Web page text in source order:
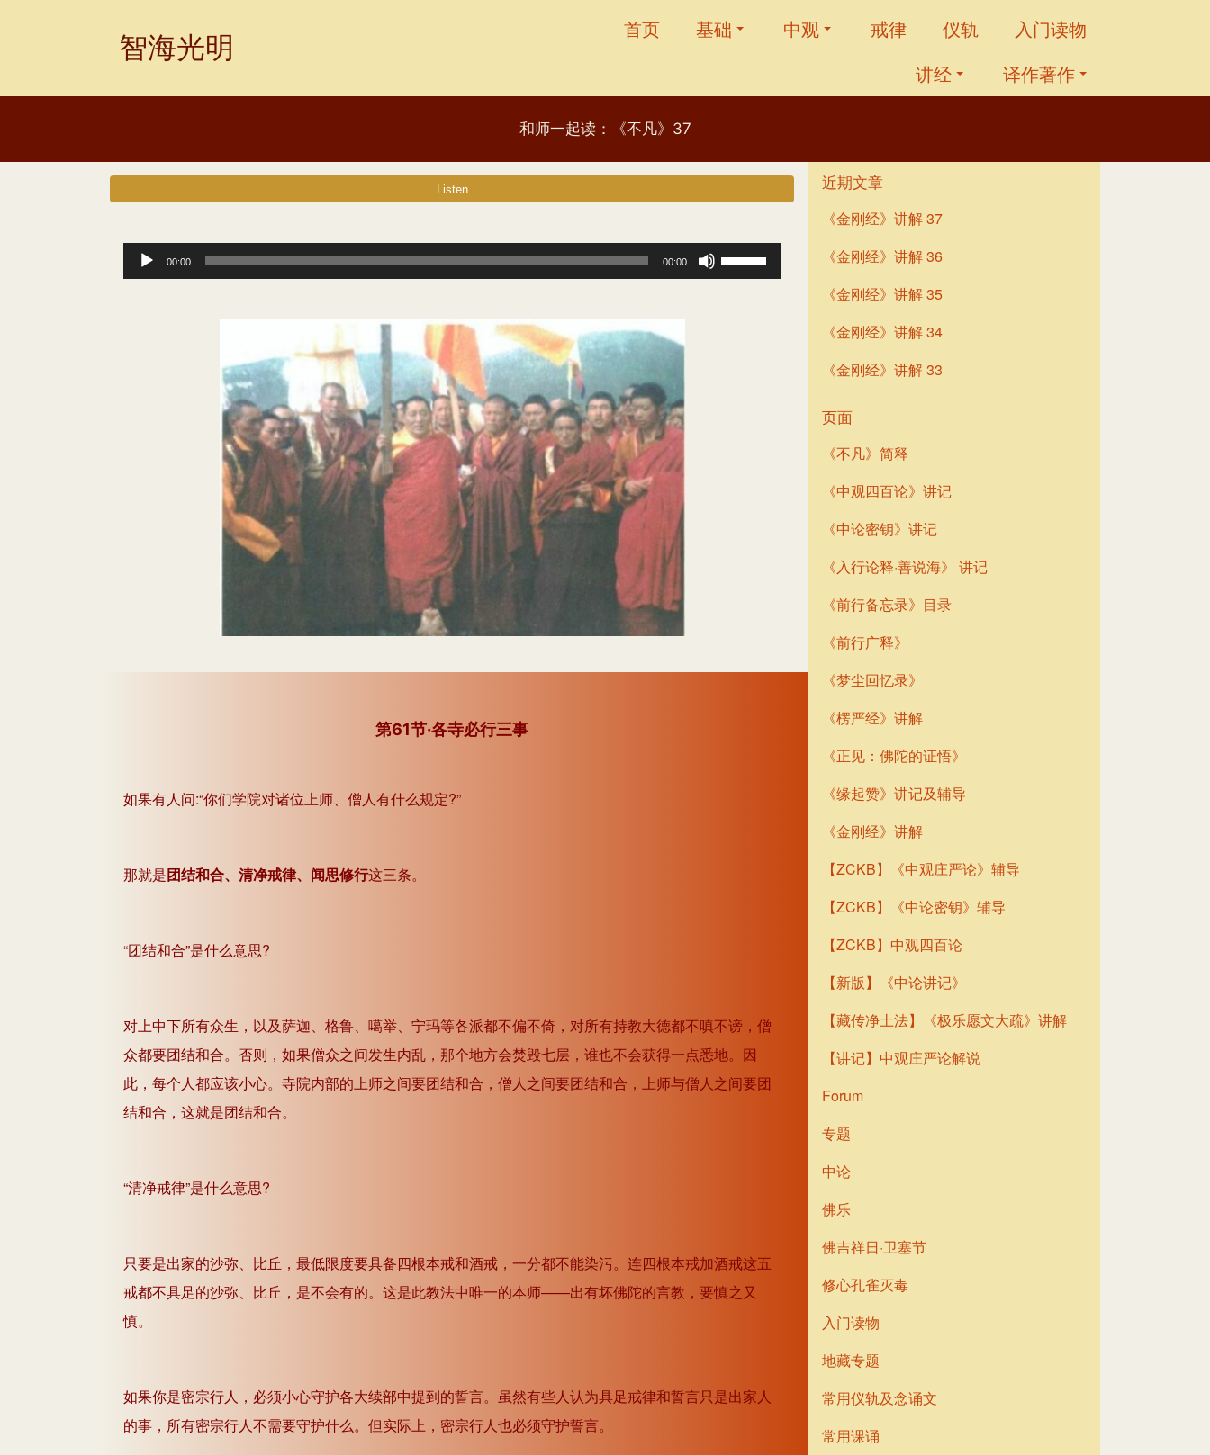
智海光明 首页 基础 中观 戒律 仪轨
入门读物
讲经
译作著作
和师一起读：《不凡》37
频
00:00 00:00
使
第61节·各寺必行三事
如果有人问:“你们学院对诸位上师、僧人有什么规定?”
那就是团结和合、清净戒律、闻思修行这三条。
“团结和合”是什么意思?
对上中下所有众生，以及萨迦、格鲁、噶举、宁玛等各派都不偏不倚，对所有持教大德都不嗔不谤，僧
众都要团结和合。否则，如果僧众之间发生内乱，那个地方会焚毁七层，谁也不会获得一点悉地。因
此，每个人都应该小心。寺院内部的上师之间要团结和合，僧人之间要团结和合，上师与僧人之间要团
结和合，这就是团结和合。
“清净戒律”是什么意思?
只要是出家的沙弥、比丘，最低限度要具备四根本戒和酒戒，一分都不能染污。连四根本戒加酒戒这五
戒都不具足的沙弥、比丘，是不会有的。这是此教法中唯一的本师——出有坏佛陀的言教，要慎之又
慎。
如果你是密宗行人，必须小心守护各大续部中提到的誓言。虽然有些人认为具足戒律和誓言只是出家人
的事，所有密宗行人不需要守护什么。但实际上，密宗行人也必须守护誓言。
近期文章
《金刚经》讲解 37
《金刚经》讲解 36
《金刚经》讲解 35
《金刚经》讲解 34
《金刚经》讲解 33
页面
《不凡》简释
《中观四百论》讲记
《中论密钥》讲记
《入行论释·善说海》 讲记
《前行备忘录》目录
《前行广释》
《梦尘回忆录》
《楞严经》讲解
《正见：佛陀的证悟》
《缘起赞》讲记及辅导
《金刚经》讲解
【ZCKB】《中观庄严论》辅导
【ZCKB】《中论密钥》辅导
【ZCKB】中观四百论
【新版】《中论讲记》
【藏传净土法】《极乐愿文大疏》讲解
【讲记】中观庄严论解说
Forum
专题
中论
佛乐
佛吉祥日·卫塞节
修心孔雀灭毒
入门读物
地藏专题
常用仪轨及念诵文
常用课诵